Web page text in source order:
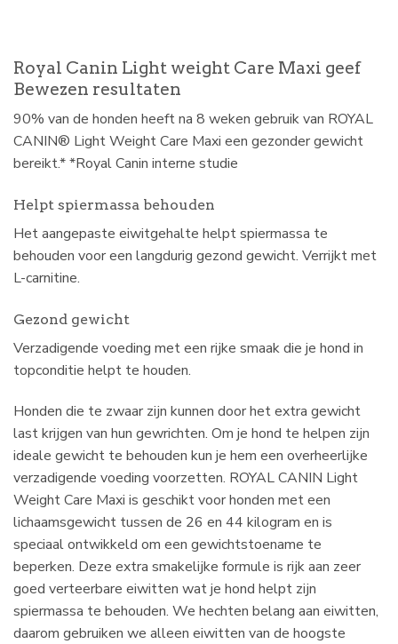
Royal Canin Light weight Care Maxi geef
Bewezen resultaten
90% van de honden heeft na 8 weken gebruik van ROYAL
CANIN® Light Weight Care Maxi een gezonder gewicht
bereikt.* *Royal Canin interne studie
Helpt spiermassa behouden
Het aangepaste eiwitgehalte helpt spiermassa te
behouden voor een langdurig gezond gewicht. Verrijkt met
L-carnitine.
Gezond gewicht
Verzadigende voeding met een rijke smaak die je hond in
topconditie helpt te houden.
Honden die te zwaar zijn kunnen door het extra gewicht
last krijgen van hun gewrichten. Om je hond te helpen zijn
ideale gewicht te behouden kun je hem een overheerlijke
verzadigende voeding voorzetten. ROYAL CANIN Light
Weight Care Maxi is geschikt voor honden met een
lichaamsgewicht tussen de 26 en 44 kilogram en is
speciaal ontwikkeld om een gewichtstoename te
beperken. Deze extra smakelijke formule is rijk aan zeer
goed verteerbare eiwitten wat je hond helpt zijn
spiermassa te behouden. We hechten belang aan eiwitten,
daarom gebruiken we alleen eiwitten van de hoogste